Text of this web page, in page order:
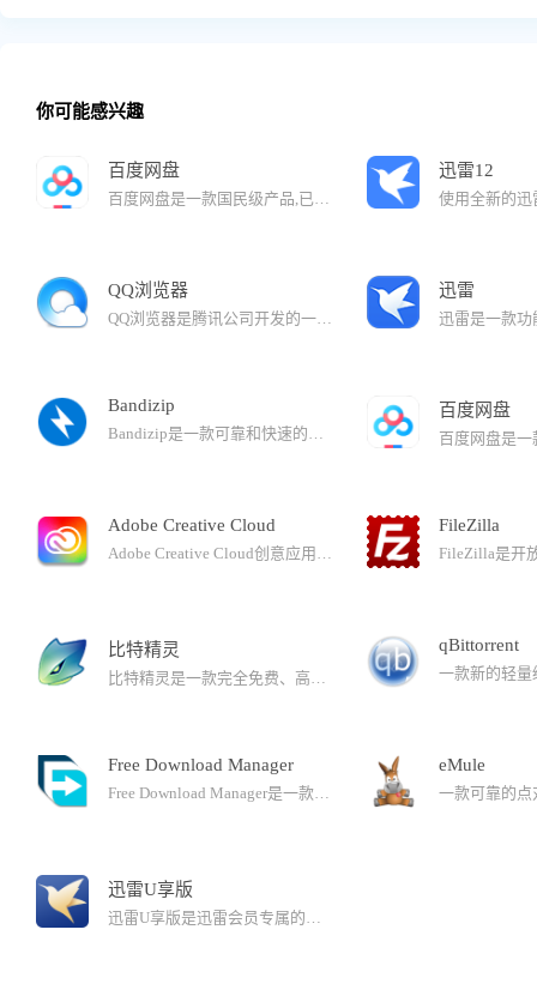
你可能感兴趣
百度网盘
百度网盘是一款国民级产品,已连续9年为超过7亿用户提供稳定、安全的个人云存储服务,已实现电脑、手机、电视等多种终端场景的覆盖和互联,并支持多类型文件的备份、分享、查看和处理任务。通过百度网盘PC客户端存入的文件，不会占用本地空间，也不会因为浏览器、网络等突发问题中途中断，大文件传输更稳定。
迅雷12
QQ浏览器
QQ浏览器是腾讯公司开发的一款极速浏览器，已升级为AI浏览器。 在用户浏览的过程中，QQ浏览器提供AI能力，帮助用户高效获取信息，提升处理、生成信息的效率。还有多个AI助理，帮助完成复杂任务。
迅雷
Bandizip
Bandizip是一款可靠和快速的压缩软件，它支持WinZip、7-Zip和WinRAR以及其它压缩格式。它拥有非常快速的压缩和解压缩的算法，适用于多核心压缩、快速拖放、高速压缩等功能。
百度网盘
Adobe Creative Cloud
Adobe Creative Cloud创意应用软件将最新版本的 Adobe 创意应用软件（包括 Photoshop、Illustrator 和 InDesign）带到了您的指尖。Creative Cloud创意应用软件可以满足您的各种业务需求，包括修改照片、设计图形和插图、编辑视频等等。Adobe Creative Cloud桌面应用程序是您管理包含于Creative Cloud会员资格中的几十种应用程序和服务的中央位置。您还可以同步和共享文件、管理上千种字体、访问 Stock 摄影库和设计资源，并展示和探索社区中的创意作品。Creative Cloud桌面应用程序便是了解这一切的窗口。
FileZilla
比特精灵
比特精灵是一款完全免费、高速稳定、功能强大、不包含广告的BT下载软件。自发布以来以其稳定高速，功能强大，使用人性化的特点。
qBittorrent
Free Download Manager
Free Download Manager是一款免费的多点续传下载及管理的软件，支持 HTTP、 HTTPS and FTP 的下载功能，该软件有一个特色，支持直接浏览 FTP 站台的目录（如果你有该 FTP 站台的浏览权限时），再选择你要的文档，便可以直接以该软件来下文档。
eMule
迅雷U享版
迅雷U享版是迅雷会员专属的下载版本。回归初心，聚焦下载。尊贵、轻量、智能，简洁，去除所有冗余功能，运行速度更快。更优质的用户体验、更优美的视觉效果、更优秀的下载服务，尽在为会员订制的U享版。【适用人群】迅雷白金会员，迅雷超级会员等。